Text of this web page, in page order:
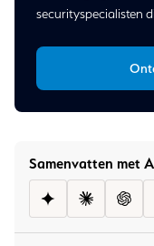
Samenvatten met
securityspecialisten